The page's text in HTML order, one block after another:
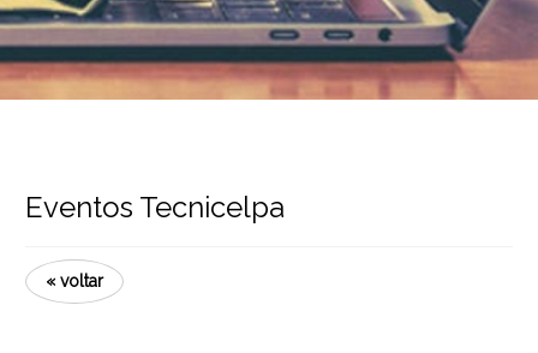
Eventos Tecnicelpa
« voltar